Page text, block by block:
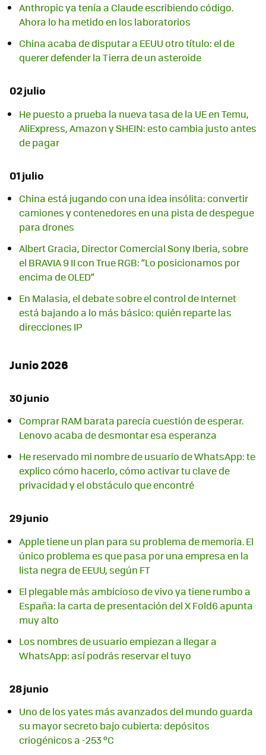
Anthropic ya tenía a Claude escribiendo código.
Ahora lo ha metido en los laboratorios
China acaba de disputar a EEUU otro título: el de
querer defender la Tierra de un asteroide
02 julio
He puesto a prueba la nueva tasa de la UE en Temu,
AliExpress, Amazon y SHEIN: esto cambia justo antes
de pagar
01 julio
China está jugando con una idea insólita: convertir
camiones y contenedores en una pista de despegue
para drones
Albert Gracia, Director Comercial Sony Iberia, sobre
el BRAVIA 9 II con True RGB: “Lo posicionamos por
encima de OLED”
En Malasia, el debate sobre el control de Internet
está bajando a lo más básico: quién reparte las
direcciones IP
Junio 2026
30 junio
Comprar RAM barata parecía cuestión de esperar.
Lenovo acaba de desmontar esa esperanza
He reservado mi nombre de usuario de WhatsApp: te
explico cómo hacerlo, cómo activar tu clave de
privacidad y el obstáculo que encontré
29 junio
Apple tiene un plan para su problema de memoria. El
único problema es que pasa por una empresa en la
lista negra de EEUU, según FT
El plegable más ambicioso de vivo ya tiene rumbo a
España: la carta de presentación del X Fold6 apunta
muy alto
Los nombres de usuario empiezan a llegar a
WhatsApp: así podrás reservar el tuyo
28 junio
Uno de los yates más avanzados del mundo guarda
su mayor secreto bajo cubierta: depósitos
criogénicos a -253 ºC